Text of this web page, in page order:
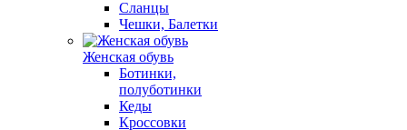
Сланцы
Чешки, Балетки
Женская обувь
Ботинки,
полуботинки
Кеды
Кроссовки